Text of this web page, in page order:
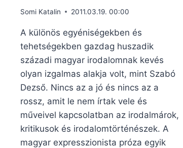
Somi Katalin 2011.03.19. 00:00
A különös egyéniségekben és
tehetségekben gazdag huszadik
századi magyar irodalomnak kevés
olyan izgalmas alakja volt, mint Szabó
Dezső. Nincs az a jó és nincs az a
rossz, amit le nem írtak vele és
műveivel kapcsolatban az irodalmárok,
kritikusok és irodalomtörténészek. A
magyar expresszionista próza egyik